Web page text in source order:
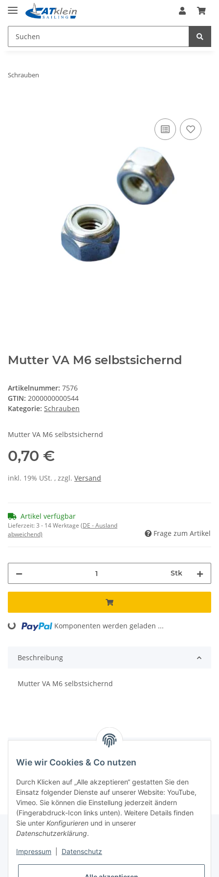
Schrauben
Mutter VA M6 selbstsichernd
Artikelnummer: 7576
GTIN: 2000000000544
Kategorie: Schrauben
Mutter VA M6 selbstsichernd
0,70 €
inkl. 19% USt. , zzgl. Versand
Artikel verfügbar
Lieferzeit:3 - 14 Werktage (DE - Ausland
abweichend)
Frage zum Artikel
Stk
Loading... Komponenten werden geladen ...
Beschreibung
Mutter VA M6 selbstsichernd
Informationen
Wie wir Cookies & Co nutzen
Durch Klicken auf „Alle akzeptieren“ gestatten Sie den
Einsatz folgender Dienste auf unserer Website: YouTube,
Vimeo. Sie können die Einstellung jederzeit ändern
(Fingerabdruck-Icon links unten). Weitere Details finden
Sie unter Konfigurieren und in unserer
Datenschutzerklärung.
Impressum Datenschutz